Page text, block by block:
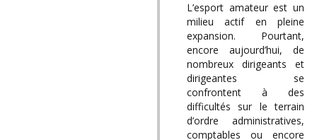
L’esport amateur est un
milieu actif en pleine
expansion. Pourtant,
encore aujourd’hui, de
nombreux dirigeants et
dirigeantes se
confrontent à des
difficultés sur le terrain
d’ordre administratives,
comptables ou encore